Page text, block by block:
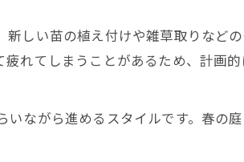
しい苗の植え付けや雑草取りなど
れてしまうことがあるため、計画的
ながら進めるスタイルです。春の